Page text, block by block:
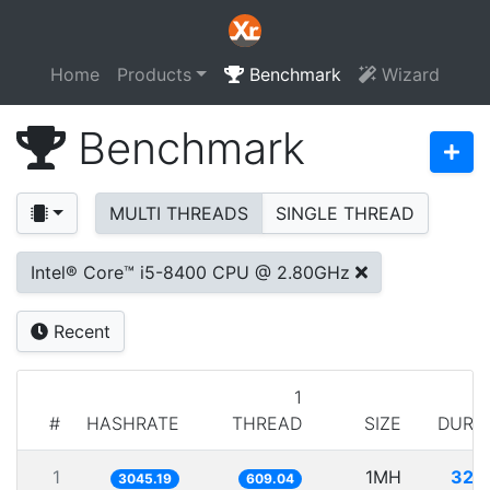
Home Products Benchmark Wizard
Benchmark
MULTI THREADS SINGLE THREAD
Intel® Core™ i5-8400 CPU @ 2.80GHz
Recent
# HASHRATE
1
THREAD
SIZE
1 3045.19 609.04 1MH